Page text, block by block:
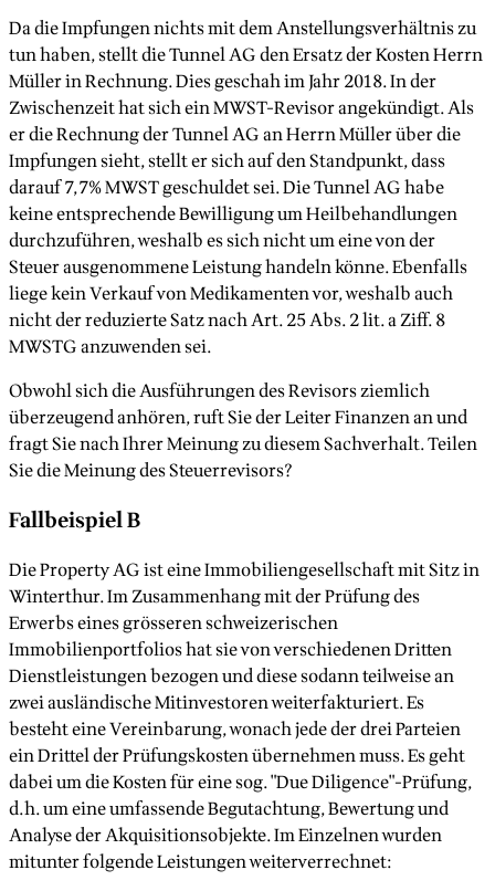
Da die Impfungen nichts mit dem Anstellungsverhältnis zu
tun haben, stellt die Tunnel AG den Ersatz der Kosten Herrn
Müller in Rechnung. Dies geschah im Jahr 2018. In der
Zwischenzeit hat sich ein MWST-Revisor angekündigt. Als
er die Rechnung der Tunnel AG an Herrn Müller über die
Impfungen sieht, stellt er sich auf den Standpunkt, dass
darauf 7,7% MWST geschuldet sei. Die Tunnel AG habe
keine entsprechende Bewilligung um Heilbehandlungen
durchzuführen, weshalb es sich nicht um eine von der
Steuer ausgenommene Leistung handeln könne. Ebenfalls
liege kein Verkauf von Medikamenten vor, weshalb auch
nicht der reduzierte Satz nach Art. 25 Abs. 2 lit. a Ziff. 8
MWSTG anzuwenden sei.
Obwohl sich die Ausführungen des Revisors ziemlich
überzeugend anhören, ruft Sie der Leiter Finanzen an und
fragt Sie nach Ihrer Meinung zu diesem Sachverhalt. Teilen
Sie die Meinung des Steuerrevisors?
Fallbeispiel B
Die Property AG ist eine Immobiliengesellschaft mit Sitz in
Winterthur. Im Zusammenhang mit der Prüfung des
Erwerbs eines grösseren schweizerischen
Immobilienportfolios hat sie von verschiedenen Dritten
Dienstleistungen bezogen und diese sodann teilweise an
zwei ausländische Mitinvestoren weiterfakturiert. Es
besteht eine Vereinbarung, wonach jede der drei Parteien
ein Drittel der Prüfungskosten übernehmen muss. Es geht
dabei um die Kosten für eine sog. "Due Diligence"-Prüfung,
d.h. um eine umfassende Begutachtung, Bewertung und
Analyse der Akquisitionsobjekte. Im Einzelnen wurden
mitunter folgende Leistungen weiterverrechnet: